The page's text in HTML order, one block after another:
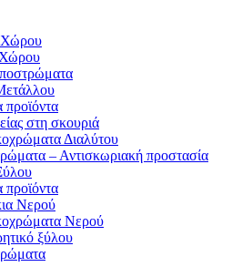
Χώρου
στη σκουριά
Διαλύτου
– Αντισκωριακή προστασία
Νερού
Νερού
ξύλου